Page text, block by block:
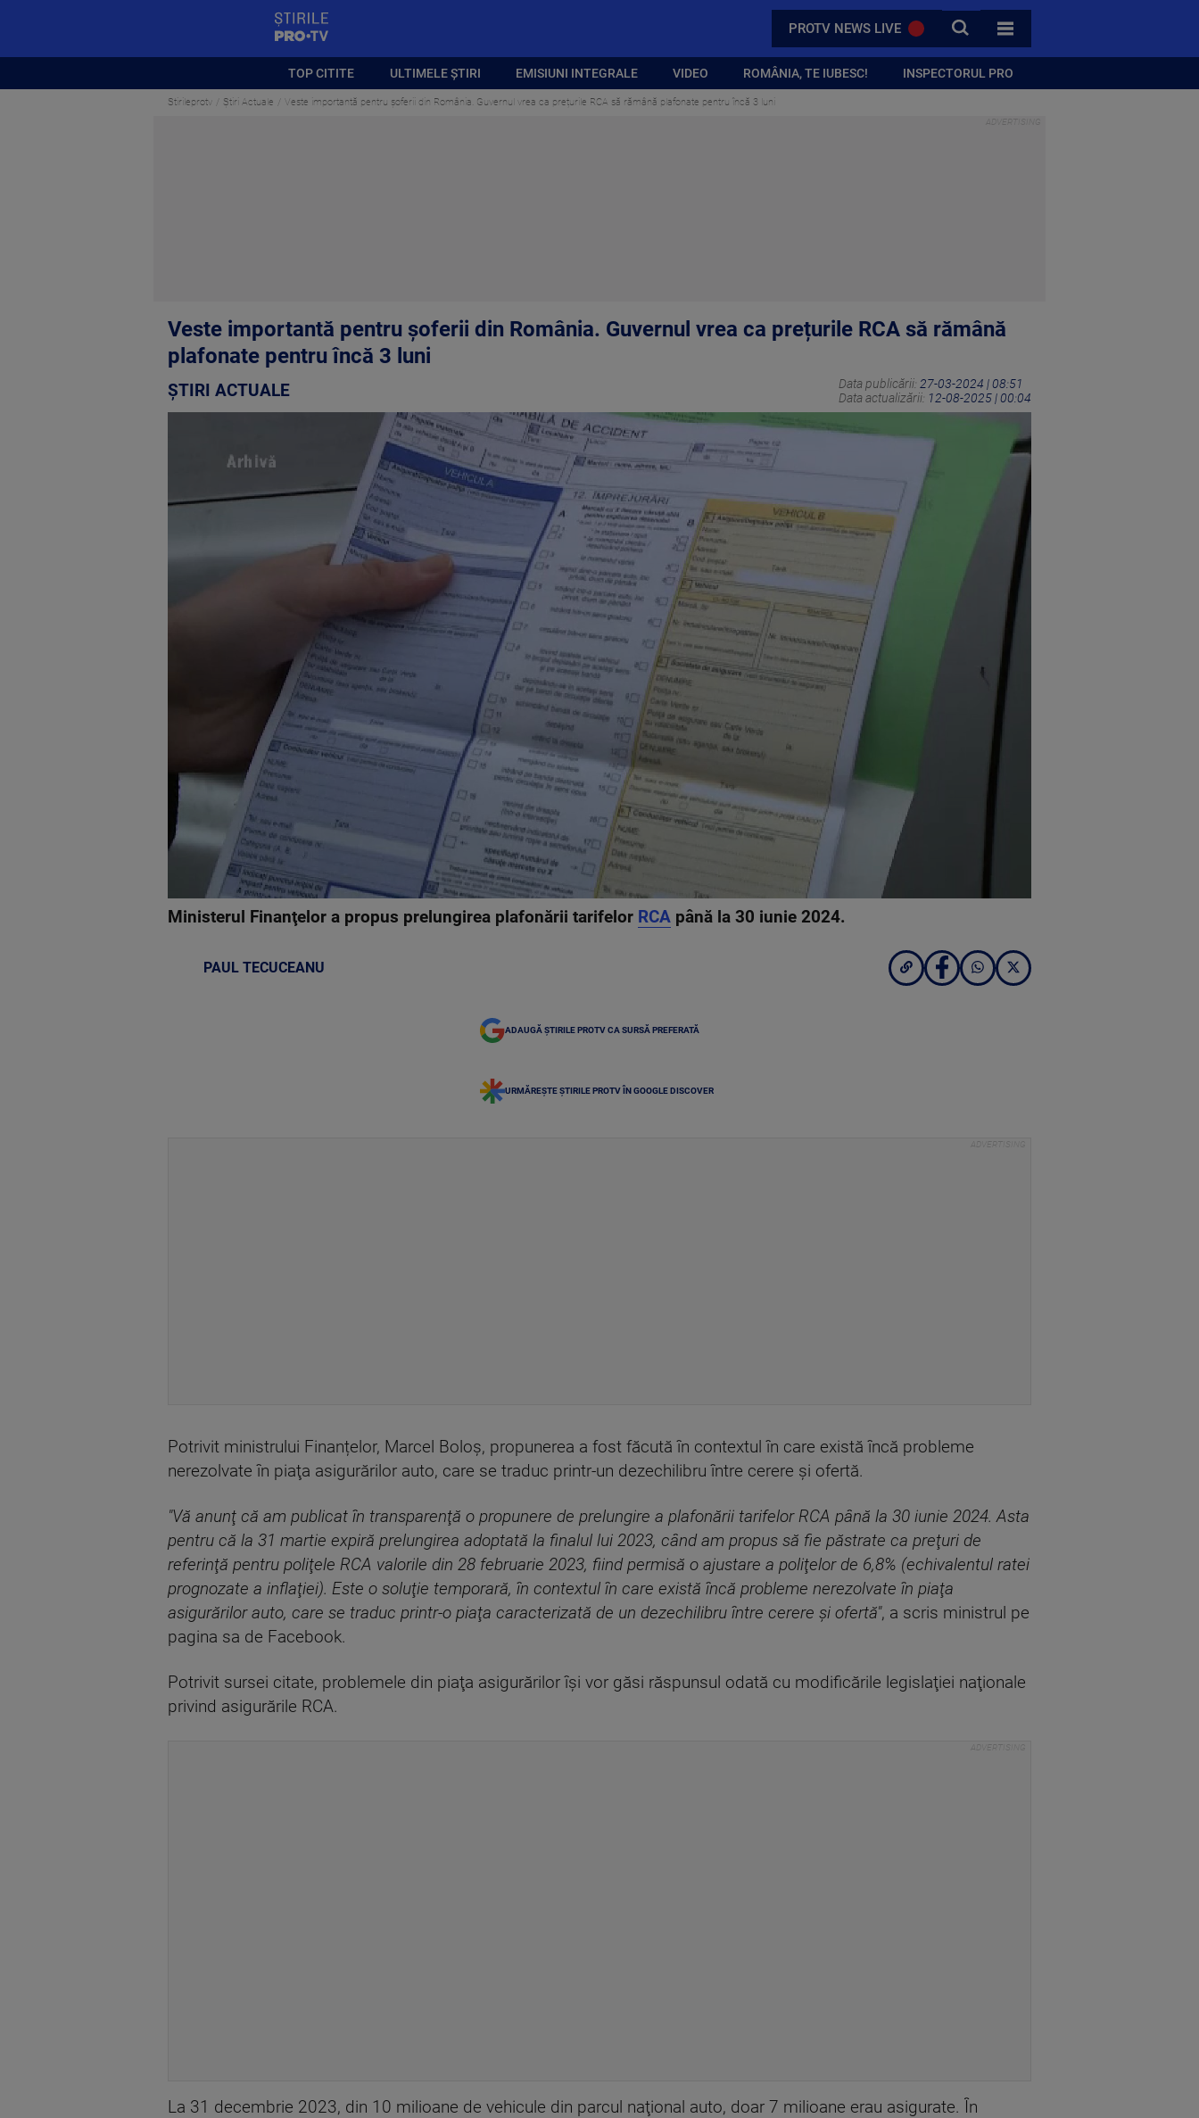
PROTV NEWS LIVE CAUTA
TOATE CATEGORIILE
TOP CITITE ULTIMELE ȘTIRI EMISIUNI INTEGRALE VIDEO ROMÂNIA, TE IUBESC! INSPECTORUL PRO
Stirileprotv Știri Actuale Veste importantă pentru șoferii din România. Guvernul vrea ca prețurile RCA să rămână plafonate pentru încă 3 luni
Veste importantă pentru șoferii din România. Guvernul vrea ca prețurile RCA să rămână
plafonate pentru încă 3 luni
ȘTIRI ACTUALE Data publicării: 27-03-2024 | 08:51
Data actualizării: 12-08-2025 | 00:04
Ministerul Finanţelor a propus prelungirea plafonării tarifelor RCA până la 30 iunie 2024.
PAUL TECUCEANU
ADAUGĂ ȘTIRILE PROTV CA SURSĂ PREFERATĂ
URMĂREȘTE ȘTIRILE PROTV ÎN GOOGLE DISCOVER
Potrivit ministrului Finanțelor, Marcel Boloș, propunerea a fost făcută în contextul în care există încă probleme
nerezolvate în piaţa asigurărilor auto, care se traduc printr-un dezechilibru între cerere şi ofertă.
"Vă anunţ că am publicat în transparenţă o propunere de prelungire a plafonării tarifelor RCA până la 30 iunie 2024. Asta
pentru că la 31 martie expiră prelungirea adoptată la finalul lui 2023, când am propus să fie păstrate ca preţuri de
referinţă pentru poliţele RCA valorile din 28 februarie 2023, fiind permisă o ajustare a poliţelor de 6,8% (echivalentul ratei
prognozate a inflaţiei). Este o soluţie temporară, în contextul în care există încă probleme nerezolvate în piaţa
asigurărilor auto, care se traduc printr-o piaţa caracterizată de un dezechilibru între cerere şi ofertă", a scris ministrul pe
pagina sa de Facebook.
Potrivit sursei citate, problemele din piaţa asigurărilor îşi vor găsi răspunsul odată cu modificările legislaţiei naţionale
privind asigurările RCA.
La 31 decembrie 2023, din 10 milioane de vehicule din parcul naţional auto, doar 7 milioane erau asigurate. În